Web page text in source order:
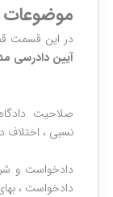
موضوعات
در این قسمت
آیین دادرسی
صلاحیت
نسبی ،
دادخواست و
دادخواست ،